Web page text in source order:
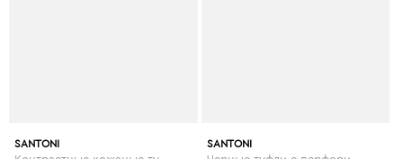
SANTONI SANTONI